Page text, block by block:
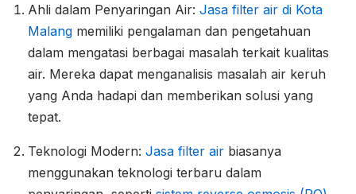
Ahli dalam Penyaringan Air: Jasa filter air di Kota
Malang memiliki pengalaman dan pengetahuan
dalam mengatasi berbagai masalah terkait kualitas
air. Mereka dapat menganalisis masalah air keruh
yang Anda hadapi dan memberikan solusi yang
tepat.
Teknologi Modern: Jasa filter air biasanya
menggunakan teknologi terbaru dalam